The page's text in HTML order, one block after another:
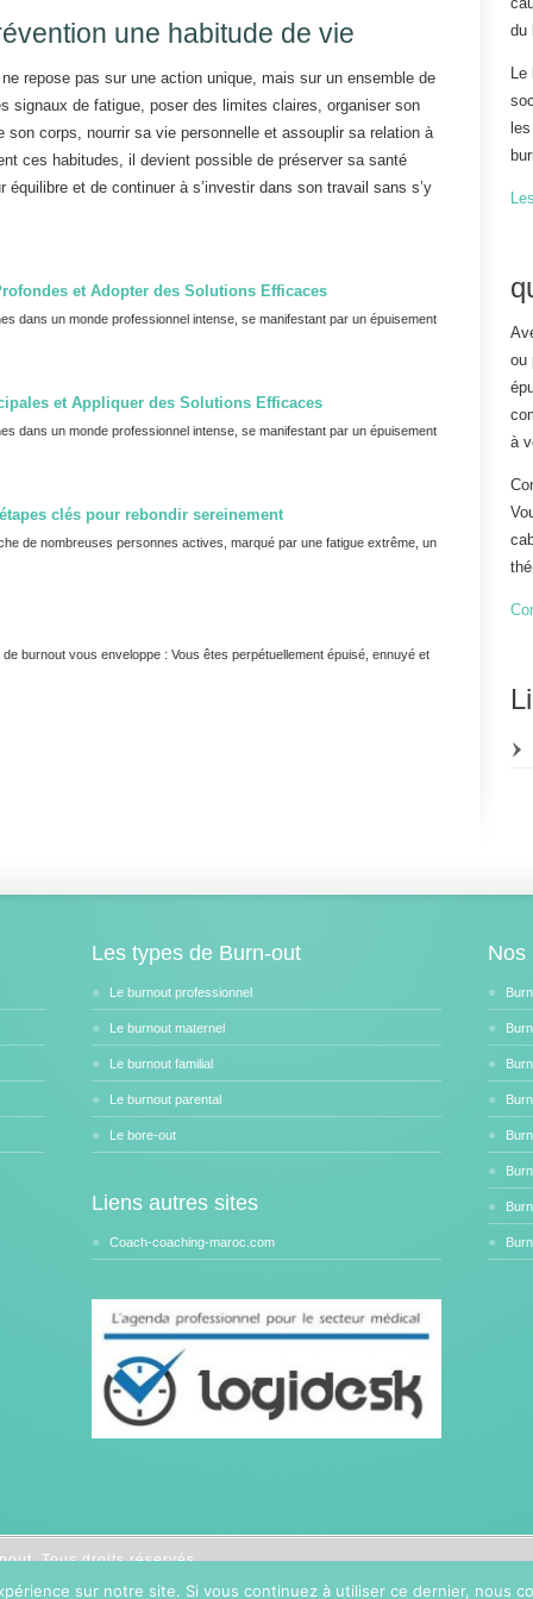
une habitude de vie
repose pas sur une action unique, mais sur un ensemble de
signaux de fatigue, poser des limites claires, organiser son
corps, nourrir sa vie personnelle et assouplir sa relation à
ces habitudes, il devient possible de préserver sa santé
et de continuer à s’investir dans son travail sans s’y
et Adopter des Solutions Efficaces
dans un monde professionnel intense, se manifestant par un épuisement
et Appliquer des Solutions Efficaces
dans un monde professionnel intense, se manifestant par un épuisement
clés pour rebondir sereinement
de nombreuses personnes actives, marqué par une fatigue extrême, un
burnout vous enveloppe : Vous êtes perpétuellement épuisé, ennuyé et
du
ou
à
Les types de Burn-out
Le burnout professionnel
Le burnout maternel
Le burnout familial
Le burnout parental
Le bore-out
Liens autres sites
Coach-coaching-maroc.com
Nos
Tous droits réservés.
soins. Pour psychologues, psychotherapeutes et
sur notre site. Si vous continuez à utiliser ce dernier, nous